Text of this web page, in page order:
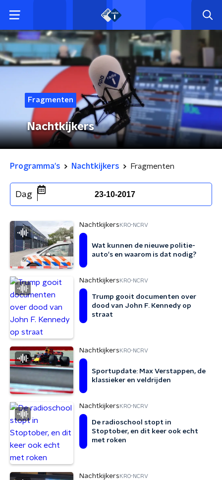
Fragmenten
Nachtkijkers
Programma's Nachtkijkers Fragmenten
Dag 23-10-2017
Nachtkijkers KRO-NCRV
Wat kunnen de nieuwe politie-
auto's en waarom is dat nodig?
Nachtkijkers KRO-NCRV
Trump gooit documenten over
dood van John F. Kennedy op
straat
Nachtkijkers KRO-NCRV
Sportupdate: Max Verstappen, de
klassieker en veldrijden
Nachtkijkers KRO-NCRV
De radioschool stopt in
Stoptober, en dit keer ook echt
met roken
Nachtkijkers KRO-NCRV